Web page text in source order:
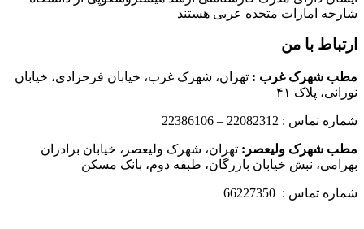
شارجه امارات متحده عربی هستند
ارتباط با من
مطب شهرک غرب : تهران، شهرک غرب، خیابان فرحزادی، خیابان
نورانی، پلاک ۴۱
شماره تماس : 22082312 – 22386106
مطب شهرک ولیعصر: تهران، شهرک ولیعصر، خیابان برادران
بهرامی، نبش خیابان بازرگان، طبقه دوم، بانک مسکن
شماره تماس : 66227350